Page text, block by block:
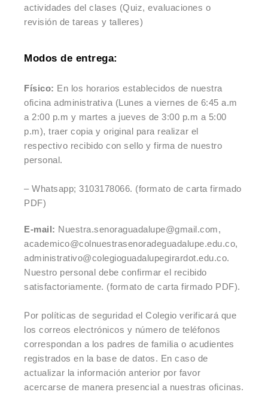
actividades del clases (Quiz, evaluaciones o
revisión de tareas y talleres)
Modos de entrega:
Físico: En los horarios establecidos de nuestra
oficina administrativa (Lunes a viernes de 6:45 a.m
a 2:00 p.m y martes a jueves de 3:00 p.m a 5:00
p.m), traer copia y original para realizar el
respectivo recibido con sello y firma de nuestro
personal.
– Whatsapp; 3103178066. (formato de carta firmado
PDF)
E-mail: Nuestra.senoraguadalupe@gmail.com,
academico@colnuestrasenoradeguadalupe.edu.co,
administrativo@colegioguadalupegirardot.edu.co.
Nuestro personal debe confirmar el recibido
satisfactoriamente. (formato de carta firmado PDF).
Por políticas de seguridad el Colegio verificará que
los correos electrónicos y número de teléfonos
correspondan a los padres de familia o acudientes
registrados en la base de datos. En caso de
actualizar la información anterior por favor
acercarse de manera presencial a nuestras oficinas.